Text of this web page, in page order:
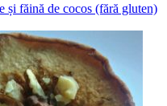
și făină de cocos (fără gluten)